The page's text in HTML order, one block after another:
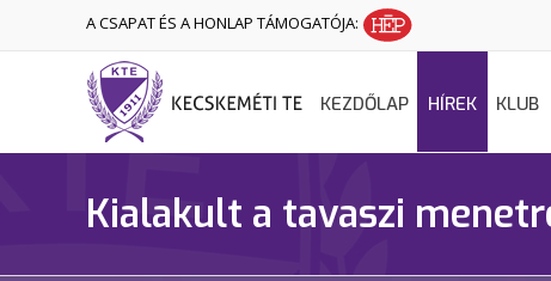
A CSAPAT ÉS A HONLAP TÁMOGATÓJA:
KEZDŐLAP HÍREK KLUB
Kialakult a tavaszi